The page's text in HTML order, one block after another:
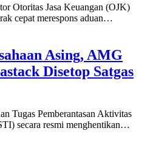
Otoritas Jasa Keuangan (OJK)
cepat merespons aduan…
Asing, AMG
Disetop Satgas
Tugas Pemberantasan Aktivitas
secara resmi menghentikan…